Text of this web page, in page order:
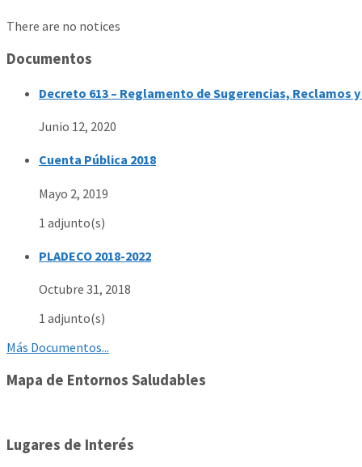
There are no notices
Documentos
Decreto 613 – Reglamento de Sugerencias, Reclamos
Junio 12, 2020
Cuenta Pública 2018
Mayo 2, 2019
1 adjunto(s)
PLADECO 2018-2022
Octubre 31, 2018
1 adjunto(s)
Más Documentos...
Mapa de Entornos Saludables
Lugares de Interés